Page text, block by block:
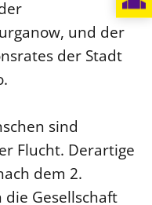
und der
der Stadt
sind
Flucht. Derartige
dem 2.
Gesellschaft